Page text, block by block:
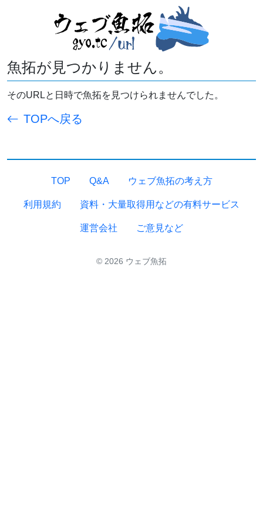
魚拓が見つかりません。
そのURLと日時で魚拓を見つけられませんでした。
TOPへ戻る
TOP Q&A ウェブ魚拓の考え方
利用規約 資料・大量取得用などの有料サービス
運営会社 ご意見など
© 2026 ウェブ魚拓